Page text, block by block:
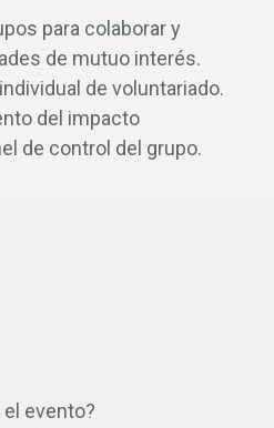
para colaborar y
de mutuo interés.
de voluntariado.
del impacto
de control del grupo.
evento?